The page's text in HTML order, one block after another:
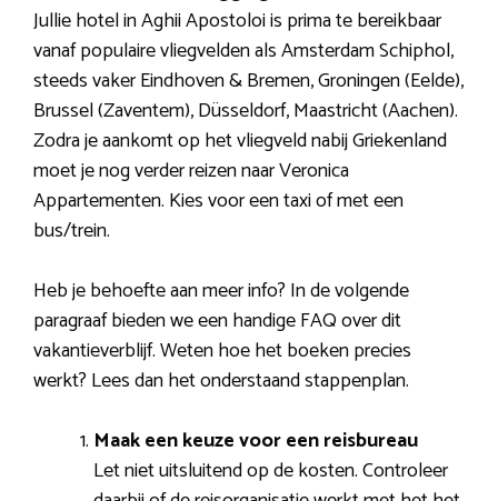
Jullie hotel in Aghii Apostoloi is prima te bereikbaar
vanaf populaire vliegvelden als Amsterdam Schiphol,
steeds vaker Eindhoven & Bremen, Groningen (Eelde),
Brussel (Zaventem), Düsseldorf, Maastricht (Aachen).
Zodra je aankomt op het vliegveld nabij Griekenland
moet je nog verder reizen naar Veronica
Appartementen. Kies voor een taxi of met een
bus/trein.
Heb je behoefte aan meer info? In de volgende
paragraaf bieden we een handige FAQ over dit
vakantieverblijf. Weten hoe het boeken precies
werkt? Lees dan het onderstaand stappenplan.
Maak een keuze voor een reisbureau
Let niet uitsluitend op de kosten. Controleer